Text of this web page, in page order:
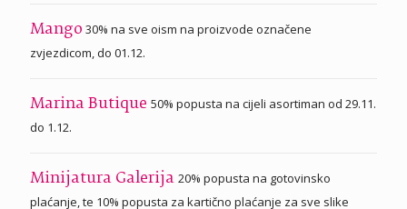
Mango 30% na sve oism na proizvode označene
zvjezdicom, do 01.12.
Marina Butique 50% popusta na cijeli asortiman od 29.11.
do 1.12.
Minijatura Galerija 20% popusta na gotovinsko
plaćanje, te 10% popusta za kartično plaćanje za sve slike